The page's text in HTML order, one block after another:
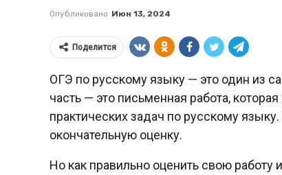
Опубликовано Июн 13, 2024
Поделится
ОГЭ по русскому языку — это один из
часть — это письменная работа,
практических задач по русскому
окончательную оценку.
Но как правильно оценить свою работу